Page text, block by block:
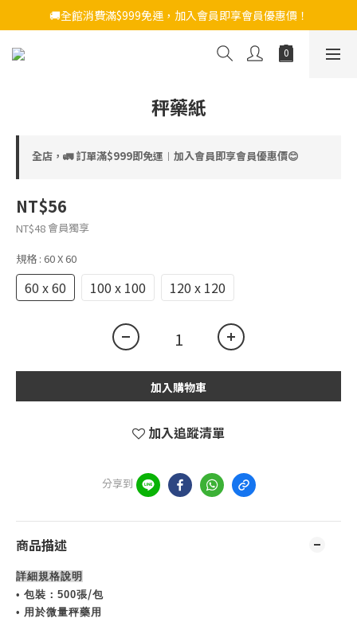
🚚全館消費滿$999免運，加入會員即享會員優惠價！
秤藥紙
全店，🚛 訂單滿$999即免運︱加入會員即享會員優惠價😊
NT$56
NT$48會員獨享
規格 : 60 X 60
60 x 60 100 x 100 120 x 120
加入購物車
加入追蹤清單
分享到
商品描述
詳細規格說明
• 包裝： 500張/包
• 用於微量秤藥用